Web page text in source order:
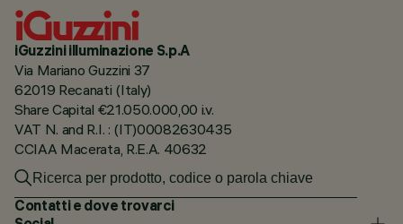
iGuzzini illuminazione S.p.A
Via Mariano Guzzini 37
62019 Recanati (Italy)
Share Capital €21.050.000,00 i.v.
VAT N. and R.I. : (IT)00082630435
CCIAA Macerata, R.E.A. 40632
Contatti e dove trovarci